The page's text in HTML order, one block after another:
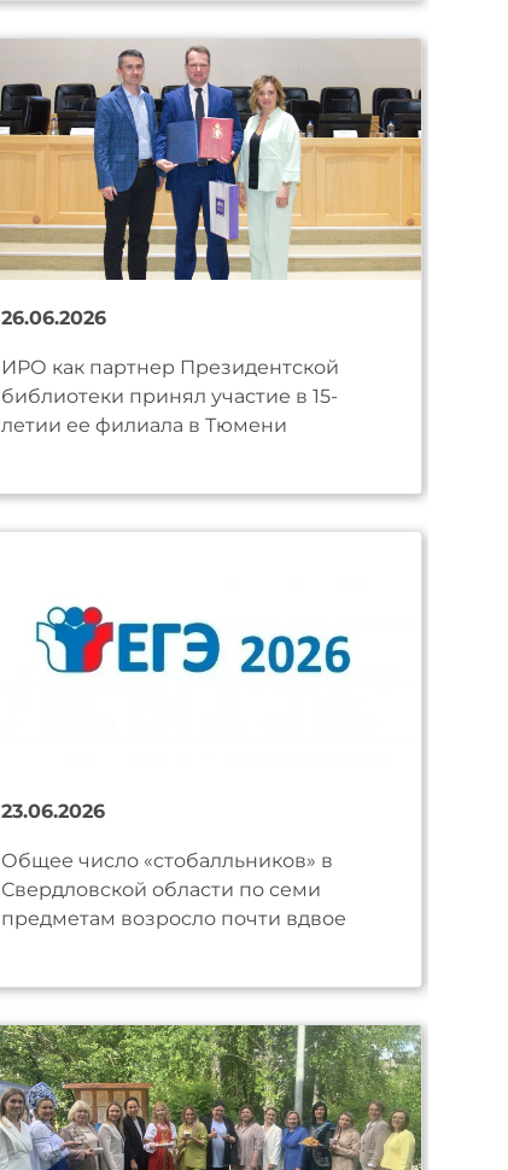
26.06.2026
ИРО как партнер Президентской
библиотеки принял участие в 15-
летии ее филиала в Тюмени
23.06.2026
Общее число «стобалльников» в
Свердловской области по семи
предметам возросло почти вдвое